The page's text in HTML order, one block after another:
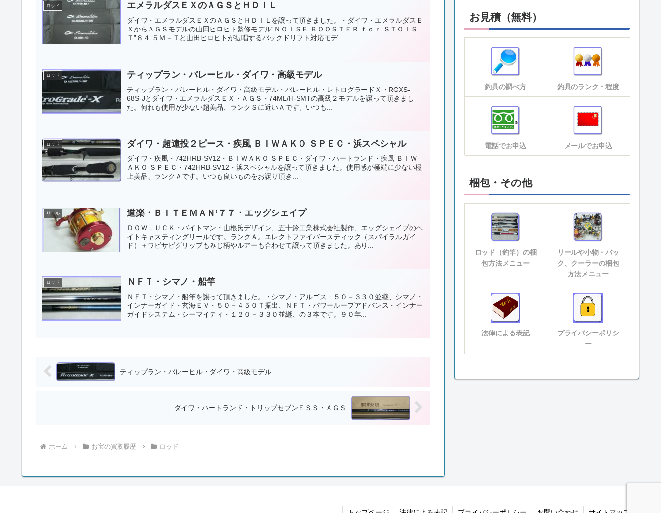
ロッド エメラルダスＥＸのＡＧＳとＨＤＩＬ
ダイワ・エメラルダスＥＸのＡＧＳとＨＤＩＬを譲って頂きました。・ダイワ・エメラルダスＥ
ＸからＡＧＳモデルの山田ヒロヒト監修モデル“ＮＯＩＳＥ ＢＯＯＳＴＥＲ ｆｏｒ ＳＴＯＩＳ
Ｔ”８４.５Ｍ－Ｔと山田ヒロヒトが提唱するバックドリフト対応モデ...
ロッド ティップラン・バレーヒル・ダイワ・高級モデル
ティップラン・バレーヒル・ダイワ・高級モデル・バレーヒル・レトログラードＸ・RGXS-
68S-Jとダイワ・エメラルダスＥＸ・ＡＧＳ・74ML/H-SMTの高級２モデルを譲って頂きまし
た。何れも使用が少ない超美品、ランクＳに近いＡです。いつも...
ロッド ダイワ・超遠投２ピース・疾風 ＢＩＷＡＫＯ ＳＰＥＣ・浜スペシャル
ダイワ・疾風・742HRB-SV12・ＢＩＷＡＫＯ ＳＰＥＣ・ダイワ・ハートランド・疾風 ＢＩＷ
ＡＫＯ ＳＰＥＣ・742HRB-SV12・浜スペシャルを譲って頂きました。使用感が極端に少ない極
上美品、ランクＡです。いつも良いものをお譲り頂き...
リール 道楽・ＢＩＴＥＭＡＮ’７７・エッグシェイプ
ＤＯＷＬＵＣＫ・バイトマン・山根氏デザイン、五十鈴工業株式会社製作、エッグシェイプのベ
イトキャスティングリールです。ランクＡ。エレクトファイバースティック（スパイラルガイ
ド）＋ワビサビグリップもみじ柄やルアーも合わせて譲って頂きました。あり...
ロッド ＮＦＴ・シマノ・船竿
ＮＦＴ・シマノ・船竿を譲って頂きました。・シマノ・アルゴス・５０－３３０並継、シマノ・
インナーガイド・玄海ＥＶ・５０－４５０Ｔ振出、ＮＦＴ・パワーループアドバンス・インナー
ガイドシステム・シーマイティ・１２０－３３０並継、の３本です。９０年...
ティップラン・バレーヒル・ダイワ・高級モデル
ダイワ・ハートランド・トリップセブンＥＳＳ・ＡＧＳ
ホーム お宝の買取履歴 ロッド
お見積（無料）
釣具の調べ方 釣具のランク・程度
電話でお申込 メールでお申込
梱包・その他
ロッド（釣竿）の梱
包方法メニュー
リールや小物・バッ
ク、クーラーの梱包
方法メニュー
法律による表記
プライバシーポリシ
ー